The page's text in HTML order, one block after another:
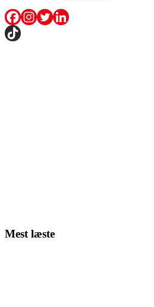
Mest læste